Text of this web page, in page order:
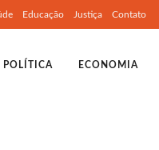
Educação Justiça Contato
POLÍTICA ECONOMIA